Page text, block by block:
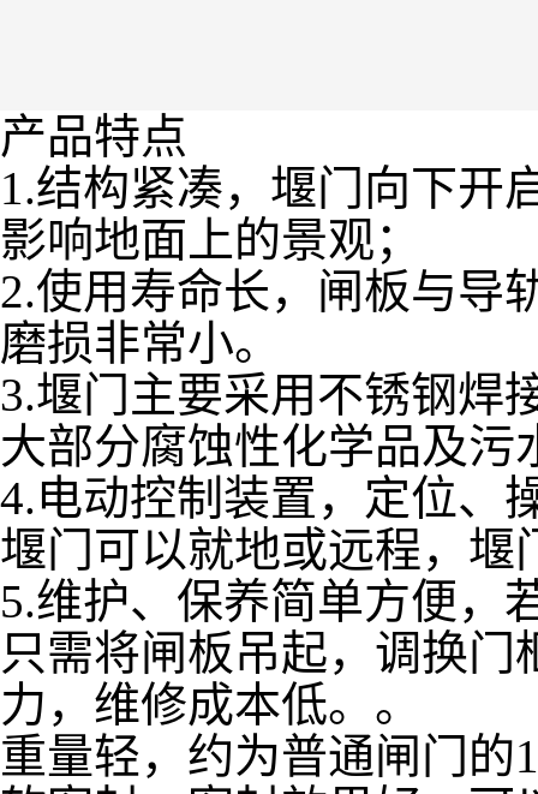
产品特点
1.结构紧凑，堰门向下开
影响地面上的景观；
2.使用寿命长，闸板与导
磨损非常小。
3.堰门主要采用不锈钢焊
大部分腐蚀性化学品及污
4.电动控制装置，定位、
堰门可以就地或远程，堰
5.维护、保养简单方便，
只需将闸板吊起，调换
力，维修成本低。。
重量轻，约为普通闸门的